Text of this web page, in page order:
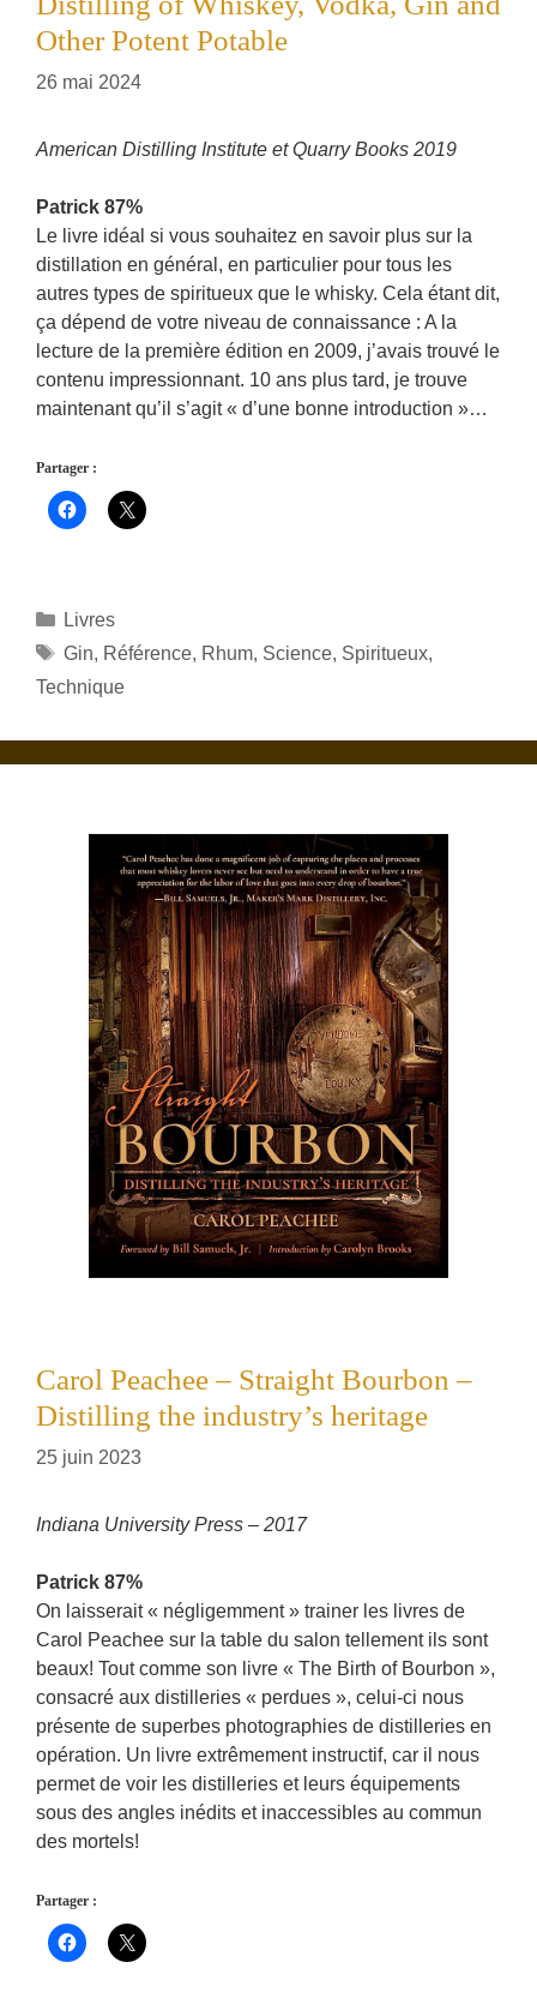
Other Potent Potable
26 mai 2024
American Distilling Institute et Quarry Books 2019
Patrick 87%
Le livre idéal si vous souhaitez en savoir plus sur la
distillation en général, en particulier pour tous les
autres types de spiritueux que le whisky. Cela étant dit,
ça dépend de votre niveau de connaissance : A la
lecture de la première édition en 2009, j’avais trouvé le
contenu impressionnant. 10 ans plus tard, je trouve
maintenant qu’il s’agit « d’une bonne introduction »…
Partager :
Catégories
Livres
Étiquettes
Gin, Référence, Rhum, Science, Spiritueux,
Technique
Carol Peachee – Straight Bourbon –
Distilling the industry’s heritage
25 juin 2023
Indiana University Press – 2017
Patrick 87%
On laisserait « négligemment » trainer les livres de
Carol Peachee sur la table du salon tellement ils sont
beaux! Tout comme son livre « The Birth of Bourbon »,
consacré aux distilleries « perdues », celui-ci nous
présente de superbes photographies de distilleries en
opération. Un livre extrêmement instructif, car il nous
permet de voir les distilleries et leurs équipements
sous des angles inédits et inaccessibles au commun
des mortels!
Partager :